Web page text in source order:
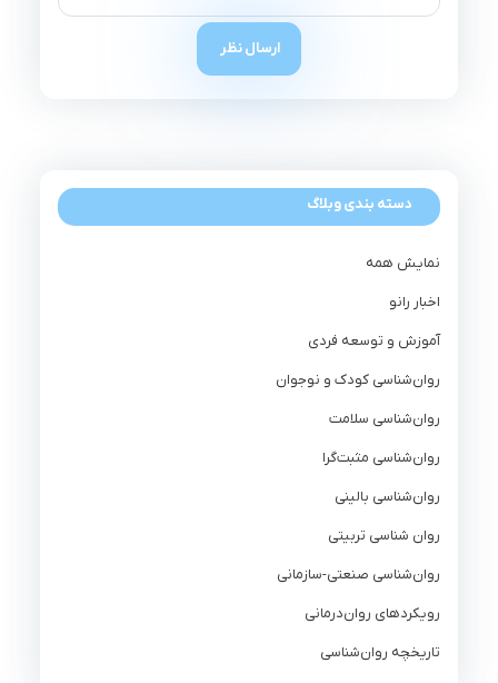
دسته بندی وبلاگ
نمایش همه
اخبار رانو
آموزش و توسعه فردی
روان‌شناسی کودک و نوجوان
روان‌شناسی سلامت
روان‌شناسی مثبت‌گرا
روان‌شناسی بالینی
روان شناسی تربیتی
روان‌شناسی صنعتی-سازمانی
رویکردهای روان‌درمانی
تاریخچه روان‌شناسی